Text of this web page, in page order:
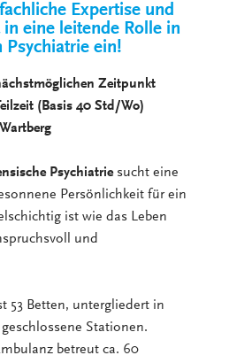
Expertise und
eine leitende Rolle in
Psychiatrie ein!
Zeitpunkt
(Basis 40 Std/Wo)
Psychiatriesucht eine
Persönlichkeit für ein
ist wie das Leben
und
53 Betten, untergliedert in
Stationen.
betreut ca. 60